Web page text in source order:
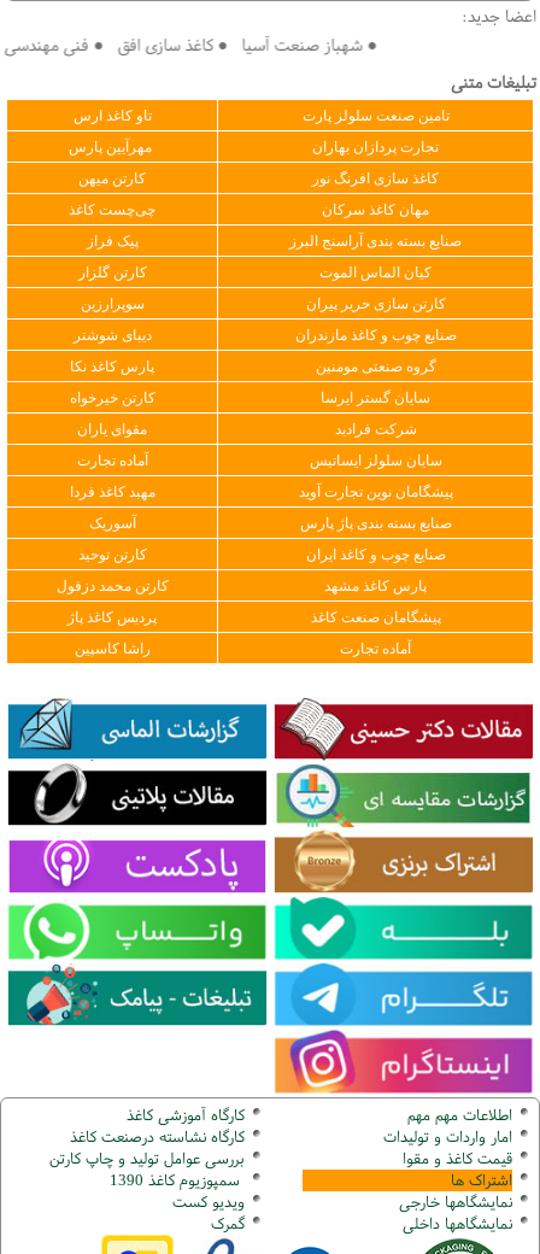
اعضا جدید:
● شهباز صنعت آسیا ● کاغذ سازی افق ● فنی مهندسی
تبلیغات متنی
تامین صنعت سلولز پارت
تاو کاغذ ارس
تجارت پردازان بهاران
مهرآیین پارس
کاغذ سازی افرنگ نور
کارتن میهن
مهان کاغذ سرکان
چی‌چست کاغذ
صنایع بسته بندی آراسنج البرز
پیک فراز
کیان الماس الموت
کارتن گلزار
کارتن سازی حریر پیران
سوپرارزین
صنایع چوب و کاغذ مازندران
دیبای شوشتر
گروه صنعتی مومنین
پارس کاغذ نکا
سایان گستر ایرسا
کارتن خیرخواه
شرکت فرادید
مقوای یاران
سایان سلولز ایساتیس
آماده تجارت
پیشگامان نوین تجارت آوید
مهبد کاغذ فردا
صنایع بسته بندی پاژ پارس
آسوریک
صنایع چوب و کاغذ ایران
کارتن توحید
پارس کاغذ مشهد
کارتن محمد دزفول
پیشگامان صنعت کاغذ
پردیس کاغذ پاژ
آماده تجارت
راشا کاسپین
اطلاعات مهم مهم
امار واردات و تولیدات
قیمت کاغذ و مقوا
اشتراک ها
نمایشگاهها خارجی
نمایشگاهها داخلی
کارگاه آموزشی کاغذ
کارگاه نشاسته درصنعت کاغذ
بررسی عوامل تولید و چاپ کارتن
سمپوزیوم کاغذ 1390
ویدیو کست
گمرک